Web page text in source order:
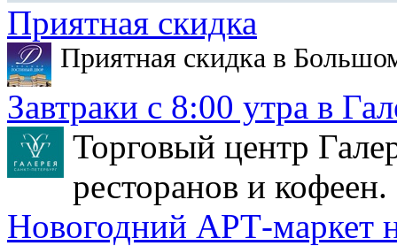
Приятная скидка
Приятная скидка в
Завтраки с 8:00 утра в
Торговый центр
ресторанов и кофеен.
Новогодний АРТ-маркет